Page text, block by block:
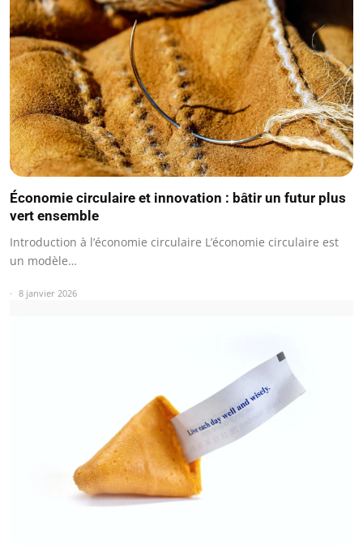
Économie circulaire et innovation : bâtir un futur plus
vert ensemble
Introduction à l’économie circulaire L’économie circulaire est
un modèle…
8 janvier 2026